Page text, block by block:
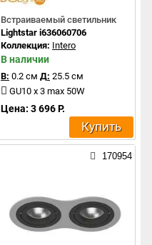
Встраиваемый светильник
Lightstar i636060706
Коллекция: Intero
В наличии
В: 0.2 см Д: 25.5 см
GU10 x 3 max 50W
Цена: 3 696 Р.
Купить
170954